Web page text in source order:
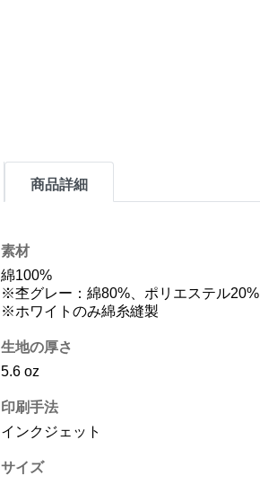
商品詳細
素材
綿100%
※杢グレー：綿80%、ポリエステル20%
※ホワイトのみ綿糸縫製
生地の厚さ
5.6 oz
印刷手法
インクジェット
サイズ